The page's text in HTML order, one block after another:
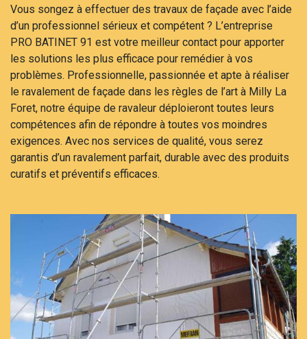
Vous songez à effectuer des travaux de façade avec l’aide
d’un professionnel sérieux et compétent ? L’entreprise
PRO BATINET 91 est votre meilleur contact pour apporter
les solutions les plus efficace pour remédier à vos
problèmes. Professionnelle, passionnée et apte à réaliser
le ravalement de façade dans les règles de l’art à Milly La
Foret, notre équipe de ravaleur déploieront toutes leurs
compétences afin de répondre à toutes vos moindres
exigences. Avec nos services de qualité, vous serez
garantis d’un ravalement parfait, durable avec des produits
curatifs et préventifs efficaces.